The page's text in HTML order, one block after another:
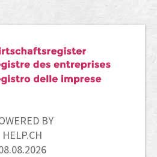
BY
HELP.CH